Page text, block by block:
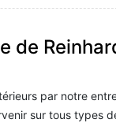
de
par notre
sur tous types